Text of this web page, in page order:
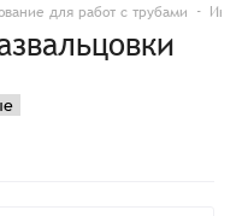
для работ с трубами